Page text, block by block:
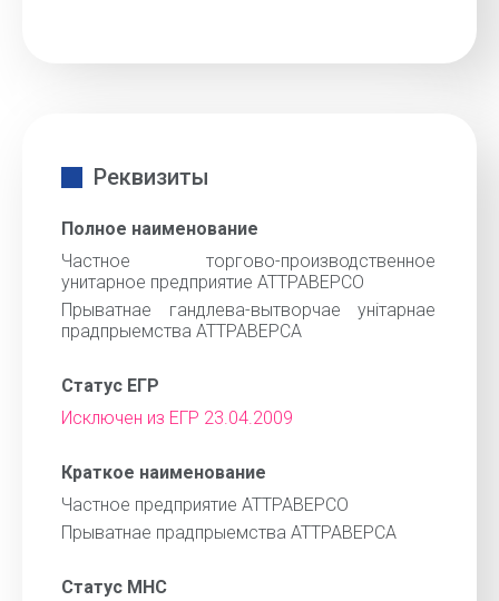
Реквизиты
Полное наименование
Частное торгово-производственное
унитарное предприятие АТТРАВЕРСО
Прыватнае гандлева-вытворчае унiтарнае
прадпрыемства АТТРАВЕРСА
Статус ЕГР
Исключен из ЕГР 23.04.2009
Краткое наименование
Частное предприятие АТТРАВЕРСО
Прыватнае прадпрыемства АТТРАВЕРСА
Статус МНС